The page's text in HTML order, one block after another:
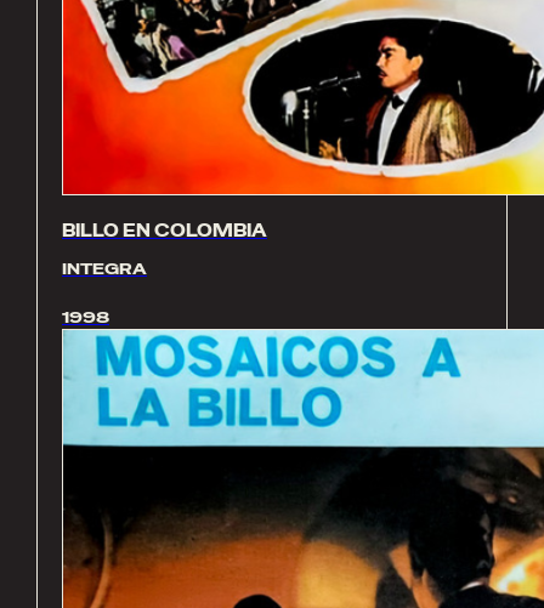
BILLO EN COLOMBIA
INTEGRA
1998